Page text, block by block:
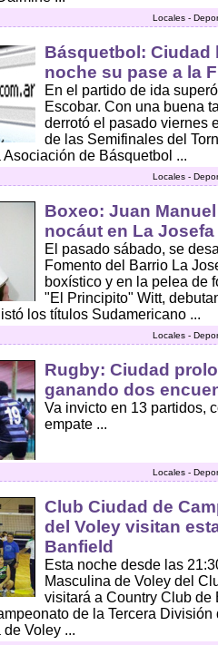
Locales -
Básquetbol: Ciudad
noche su pase a la
En el partido de ida
Escobar. Con una buena
derrotó el pasado viernes
de las Semifinales del
de Básquetbol ...
Locales -
Boxeo: Juan
nocáut en La Josefa
El pasado sábado, se
Fomento del Barrio La
boxístico y en la pelea de
"El Principito" Witt,
los títulos Sudamericano ...
Locales -
Rugby: Ciudad
ganando dos
Va invicto en 13 partidos,
empate ...
Locales -
Club Ciudad de
del Voley visitan
Banfield
Esta noche desde las
Masculina de Voley del
visitará a Country Club de
de la Tercera División
de Voley ...